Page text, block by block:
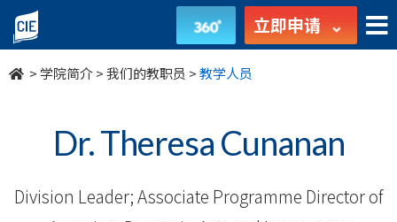
我
们
员
立即申请
>学院简介>我们的教职员 >教学人员
Dr. Theresa Cunanan
Division Leader; Associate Programme Director of